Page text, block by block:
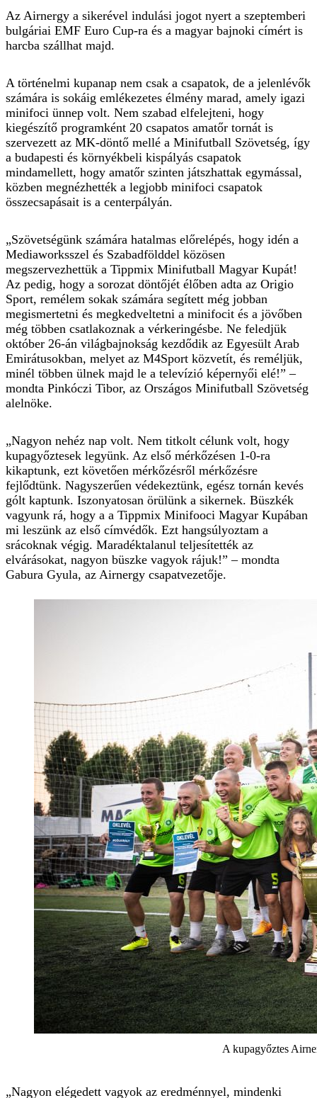
Az Airnergy a sikerével indulási jogot nyert a szeptemberi
bulgáriai EMF Euro Cup-ra és a magyar bajnoki címért is
harcba szállhat majd.
A történelmi kupanap nem csak a csapatok, de a jelenlévők
számára is sokáig emlékezetes élmény marad, amely igazi
minifoci ünnep volt. Nem szabad elfelejteni, hogy
kiegészítő programként 20 csapatos amatőr tornát is
szervezett az MK-döntő mellé a Minifutball Szövetség, így
a budapesti és környékbeli kispályás csapatok
mindamellett, hogy amatőr szinten játszhattak egymással,
közben megnézhették a legjobb minifoci csapatok
összecsapásait is a centerpályán.
„Szövetségünk számára hatalmas előrelépés, hogy idén a
Mediaworksszel és Szabadfölddel közösen
megszervezhettük a Tippmix Minifutball Magyar Kupát!
Az pedig, hogy a sorozat döntőjét élőben adta az Origio
Sport, remélem sokak számára segített még jobban
megismertetni és megkedveltetni a minifocit és a jövőben
még többen csatlakoznak a vérkeringésbe. Ne feledjük
október 26-án világbajnokság kezdődik az Egyesült Arab
Emirátusokban, melyet az M4Sport közvetít, és reméljük,
minél többen ülnek majd le a televízió képernyői elé!” –
mondta Pinkóczi Tibor, az Országos Minifutball Szövetség
alelnöke.
„Nagyon nehéz nap volt. Nem titkolt célunk volt, hogy
kupagyőztesek legyünk. Az első mérkőzésen 1-0-ra
kikaptunk, ezt követően mérkőzésről mérkőzésre
fejlődtünk. Nagyszerűen védekeztünk, egész tornán kevés
gólt kaptunk. Iszonyatosan örülünk a sikernek. Büszkék
vagyunk rá, hogy a a Tippmix Minifooci Magyar Kupában
mi leszünk az első címvédők. Ezt hangsúlyoztam a
srácoknak végig. Maradéktalanul teljesítették az
elvárásokat, nagyon büszke vagyok rájuk!” – mondta
Gabura Gyula, az Airnergy csapatvezetője.
A kupagyőztes
„Nagyon elégedett vagyok az eredménnyel, mindenki